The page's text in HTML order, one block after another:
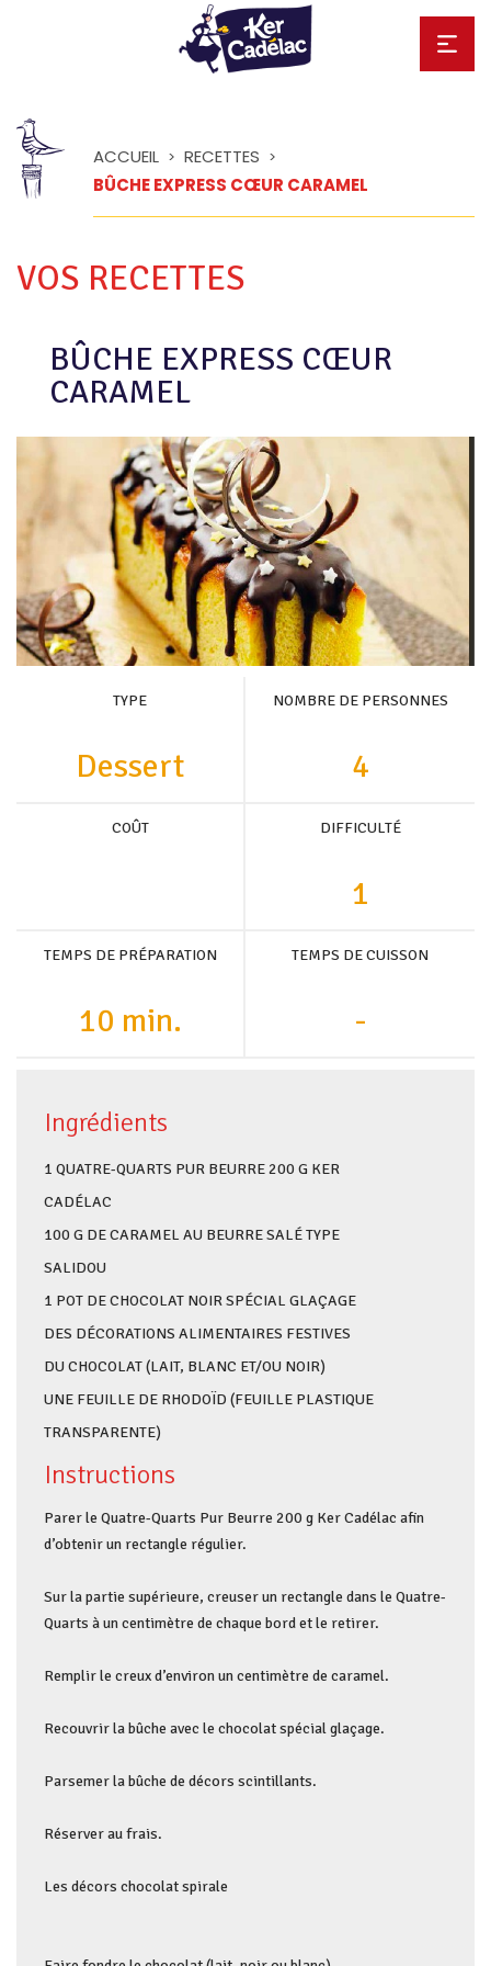
ACCUEIL > RECETTES >
BÛCHE EXPRESS CŒUR CARAMEL
VOS RECETTES
BÛCHE EXPRESS CŒUR
CARAMEL
TYPE
Dessert
NOMBRE DE PERSONNES
4
COÛT DIFFICULTÉ
1
TEMPS DE PRÉPARATION
10 min.
TEMPS DE CUISSON
-
Ingrédients
1 QUATRE-QUARTS PUR BEURRE 200 G KER
CADÉLAC
100 G DE CARAMEL AU BEURRE SALÉ TYPE
SALIDOU
1 POT DE CHOCOLAT NOIR SPÉCIAL GLAÇAGE
DES DÉCORATIONS ALIMENTAIRES FESTIVES
DU CHOCOLAT (LAIT, BLANC ET/OU NOIR)
UNE FEUILLE DE RHODOÏD (FEUILLE PLASTIQUE
TRANSPARENTE)
Instructions
Parer le Quatre-Quarts Pur Beurre 200 g Ker Cadélac afin
d’obtenir un rectangle régulier.
Sur la partie supérieure, creuser un rectangle dans le Quatre-
Quarts à un centimètre de chaque bord et le retirer.
Remplir le creux d’environ un centimètre de caramel.
Recouvrir la bûche avec le chocolat spécial glaçage.
Parsemer la bûche de décors scintillants.
Réserver au frais.
Les décors chocolat spirale